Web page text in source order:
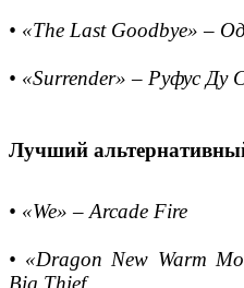
• «The Last Goodbye» –
• «Surrender» – Руфус Ду
Лучший
• «We» – Arcade Fire
• «Dragon New Warm
Big Thief